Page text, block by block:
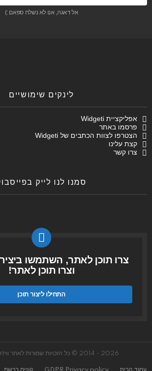
אל דאגה, אנו לא נשלח ספאם :)
לינקים שימושיים
אפליקציית Widgeti
פרסמו באתר
הצטרפו לצוות הכתבים של Widgeti
קצת עלינו
צרו קשר
סמנו לנו לייק
צרו תוכן לאתר, השתמשו
וצרו תוכן לאתר!
התחילו ליצור תוכן
2026 - 2014 © כל הזכויות שמורות לאתר ווידג׳טי Widgeti
עמוד הבית GDPR Privacy policy קונים ברשת